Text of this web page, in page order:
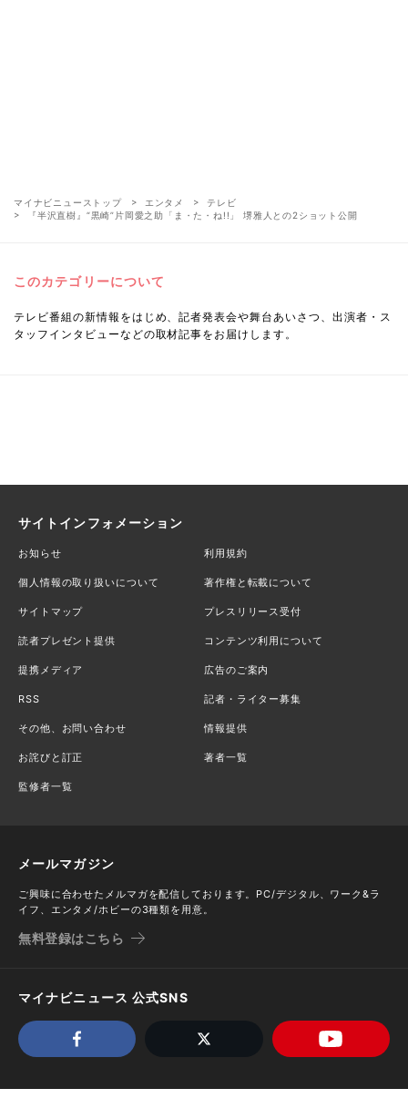
マイナビニューストップ エンタメ
テレビ
『半沢直樹』“黒崎”片岡愛之助「ま・た・ね!!」 堺雅人との2ショット公開
このカテゴリーについて
テレビ番組の新情報をはじめ、記者発表会や舞台あいさつ、出演者・ス
タッフインタビューなどの取材記事をお届けします。
サイトインフォメーション
お知らせ 利用規約
個人情報の取り扱いについて 著作権と転載について
サイトマップ プレスリリース受付
読者プレゼント提供 コンテンツ利用について
提携メディア 広告のご案内
RSS 記者・ライター募集
その他、お問い合わせ 情報提供
お詫びと訂正 著者一覧
監修者一覧
メールマガジン
ご興味に合わせたメルマガを配信しております。PC/デジタル、ワーク&ラ
イフ、エンタメ/ホビーの3種類を用意。
無料登録はこちら
マイナビニュース 公式SNS